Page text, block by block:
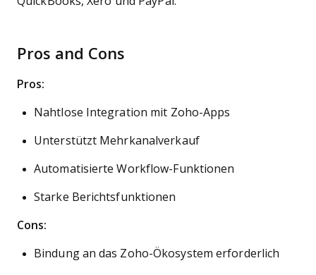
Pros and Cons
Pros:
Nahtlose Integration mit Zoho-Apps
Unterstützt Mehrkanalverkauf
Automatisierte Workflow-Funktionen
Starke Berichtsfunktionen
Cons:
Bindung an das Zoho-Ökosystem erforderlich